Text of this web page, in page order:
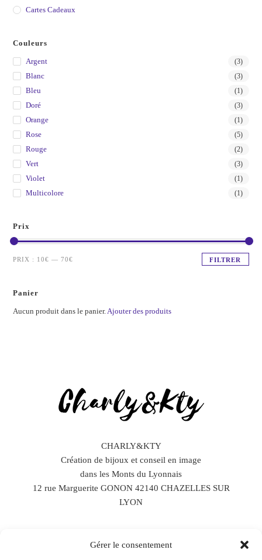
Gérer le consentement
Cartes Cadeaux
Couleurs
Argent (3)
Blanc (3)
Bleu (1)
Doré (3)
Orange (1)
Rose (5)
Rouge (2)
Vert (3)
Violet (1)
Multicolore (1)
Prix
FILTRER
PRIX : 10€ —70€
Panier
Aucun produit dans le panier.Ajouter des produits
CHARLY&KTY
Création de bijoux et conseil en image
dans les Monts du Lyonnais
12 rue Marguerite GONON 42140 CHAZELLES SUR
LYON
Horaires d’ouverture :